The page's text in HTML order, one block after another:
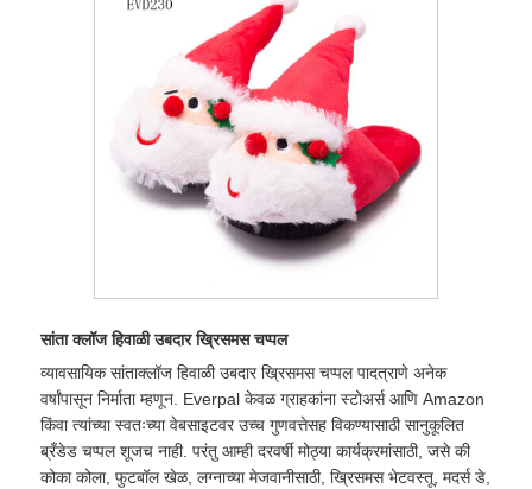
सांता क्लॉज हिवाळी उबदार ख्रिसमस चप्पल
व्यावसायिक सांताक्लॉज हिवाळी उबदार ख्रिसमस चप्पल पादत्राणे अनेक
वर्षांपासून निर्माता म्हणून. Everpal केवळ ग्राहकांना स्टोअर्स आणि Amazon
किंवा त्यांच्या स्वतःच्या वेबसाइटवर उच्च गुणवत्तेसह विकण्यासाठी सानुकूलित
ब्रँडेड चप्पल शूजच नाही. परंतु आम्ही दरवर्षी मोठ्या कार्यक्रमांसाठी, जसे की
कोका कोला, फुटबॉल खेळ, लग्नाच्या मेजवानीसाठी, ख्रिसमस भेटवस्तू, मदर्स डे,